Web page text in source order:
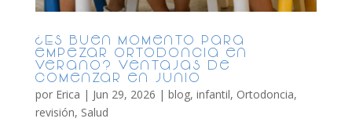
¿Es buen momento para
empezar ortodoncia en
verano? Ventajas de
comenzar en junio
por Erica | Jun 29, 2026 | blog, infantil, Ortodoncia,
revisión, Salud